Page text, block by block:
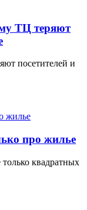
ТЦ теряют
посетителей и
про жилье
только квадратных